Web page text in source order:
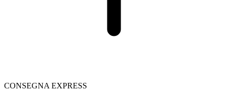
CONSEGNA EXPRESS